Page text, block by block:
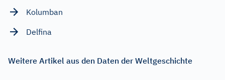
Kolumban
Delfina
Weitere Artikel aus den Daten der Weltgeschichte